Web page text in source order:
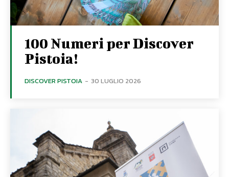
100 Numeri per Discover
Pistoia!
DISCOVER PISTOIA - 30 LUGLIO 2026